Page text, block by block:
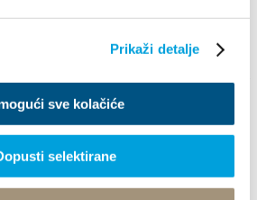
Prikaži detalje
sve kolačiće
selektirane
2023